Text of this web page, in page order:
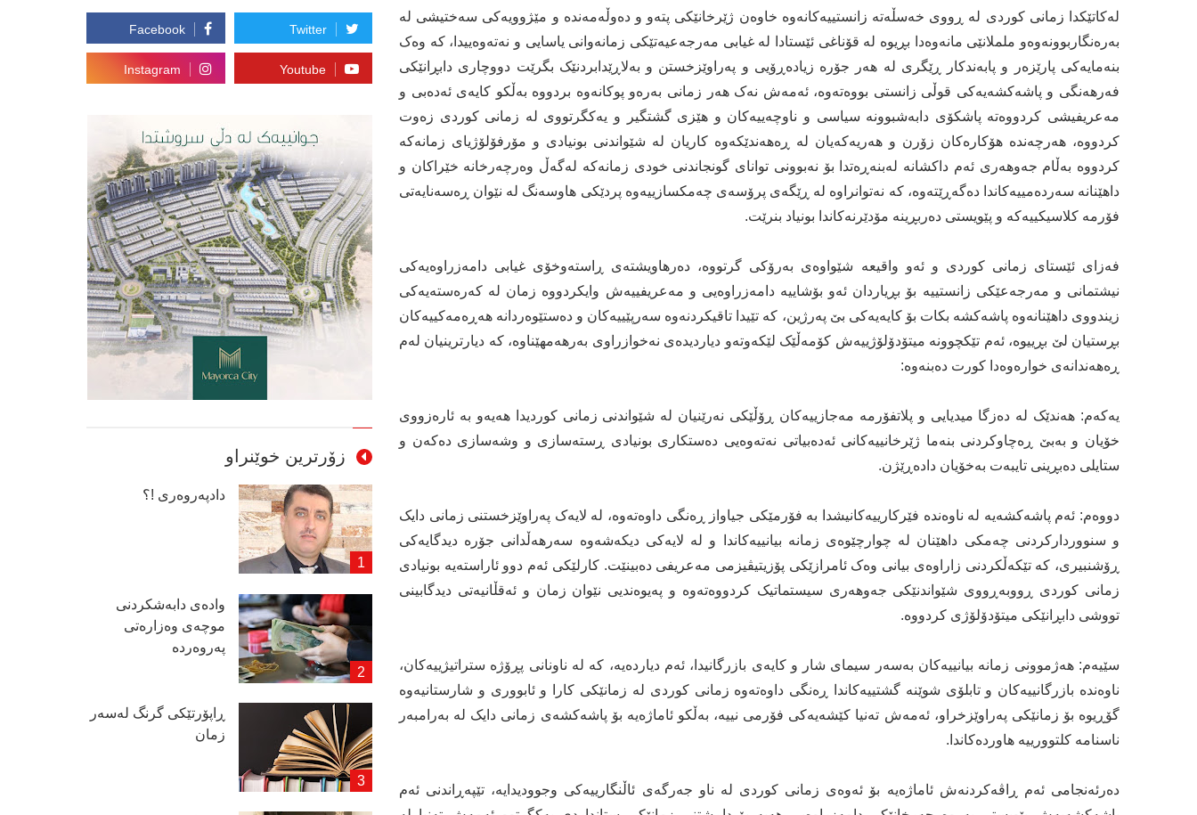
لەکاتێکدا زمانی کوردی لە ڕووی خەسڵەتە زانستییەکانەوە خاوەن ژێرخانێکی پتەو و دەوڵەمەندە و مێژوویەکی سەختیشی لە
بەرەنگاربوونەوەو ململانێی مانەوەدا بڕیوە لە قۆناغی ئێستادا لە غیابی مەرجەعیەتێکی زمانەوانی یاسایی و نەتەوەییدا، کە وەک
بنەمایەکی پارێزەر و پابەندکار ڕێگری لە هەر جۆرە زیادەڕۆیی و پەراوێزخستن و بەلاڕێدابردنێک بگرێت دووچاری دابڕانێکی
فەرهەنگی و پاشەکشەیەکی قوڵی زانستی بووەتەوە، ئەمەش نەک هەر زمانی بەرەو پوکانەوە بردووە بەڵکو کایەی ئەدەبی و
مەعریفیشی کردووەتە پاشکۆی دابەشبوونە سیاسی و ناوچەییەکان و هێزی گشتگیر و یەکگرتووی لە زمانی کوردی زەوت
کردووە، هەرچەندە هۆکارەکان زۆرن و هەریەکەیان لە ڕەهەندێکەوە کاریان لە شێواندنی بونیادی و مۆرفۆلۆژیای زمانەکە
کردووە بەڵام جەوهەری ئەم داکشانە لەبنەڕەتدا بۆ نەبوونی توانای گونجاندنی خودی زمانەکە لەگەڵ وەرچەرخانە خێراکان و
داهێنانە سەردەمییەکاندا دەگەڕێتەوە، کە نەتوانراوە لە ڕێگەی پرۆسەی چەمکسازییەوە پردێکی هاوسەنگ لە نێوان ڕەسەنایەتی
فۆرمە کلاسیکییەکە و پێویستی دەربڕینە مۆدێرنەکاندا بونیاد بنرێت.‌
فەزای ئێستای زمانی کوردی و ئەو واقیعە شێواوەی بەرۆکی گرتووە، دەرهاویشتەی ڕاستەوخۆی غیابی دامەزراوەیەکی
نیشتمانی و مەرجەعێکی زانستییە بۆ بڕیاردان ئەو بۆشاییە دامەزراوەیی و مەعریفییەش وایکردووە زمان لە کەرەستەیەکی
زیندووی داهێنانەوە پاشەکشە بکات بۆ کایەیەکی بێ پەرژین، کە تێیدا تاقیکردنەوە سەرپێییەکان و دەستێوەردانە هەڕەمەکییەکان
بڕستیان لێ بڕییوە، ئەم تێکچوونە میتۆدۆلۆژییەش کۆمەڵێک لێکەوتەو دیاردیدەی نەخوازراوی بەرهەمهێناوە، کە دیارترینیان لەم
ڕەهەندانەی خوارەوەدا کورت دەبنەوە:
یەکەم: هەندێک لە دەزگا میدیایی و پلاتفۆرمە مەجازییەکان ڕۆڵێکی نەرێنیان لە شێواندنی زمانی کوردیدا هەیەو بە ئارەزووی
خۆیان و بەبێ ڕەچاوکردنی بنەما ژێرخانییەکانی ئەدەبیاتی نەتەوەیی دەستکاری بونیادی ڕستەسازی و وشەسازی دەکەن و
ستایلی دەبڕینی تایبەت بەخۆیان دادەڕێژن.
دووەم: ئەم پاشەکشەیە لە ناوەندە فێرکارییەکانیشدا بە فۆرمێکی جیاواز ڕەنگی داوەتەوە، لە لایەک پەراوێزخستنی زمانی دایک
و سنووردارکردنی چەمکی داهێنان لە چوارچێوەی زمانە بیانییەکاندا و لە لایەکی دیکەشەوە سەرهەڵدانی جۆرە دیدگایەکی
ڕۆشنبیری، کە تێکەڵکردنی زاراوەی بیانی وەک ئامرازێکی پۆزیتیڤیزمی مەعریفی دەبینێت. کارلێکی ئەم دوو ئاراستەیە بونیادی
زمانی کوردی ڕووبەڕووی شێواندنێکی جەوهەری سیستماتیک کردووەتەوە و پەیوەندیی نێوان زمان و ئەقڵانیەتی دیدگابینی
تووشی دابڕانێکی میتۆدۆلۆژی کردووە.
سێیەم: هەژموونی زمانە بیانییەکان بەسەر سیمای شار و کایەی بازرگانیدا، ئەم دیاردەیە، کە لە ناونانی پڕۆژە ستراتیژییەکان،
ناوەندە بازرگانییەکان و تابلۆی شوێنە گشتییەکاندا ڕەنگی داوەتەوە زمانی کوردی لە زمانێکی کارا و ئابووری و شارستانیەوە
گۆڕیوە بۆ زمانێکی پەراوێزخراو، ئەمەش تەنیا کێشەیەکی فۆرمی نییە، بەڵکو ئاماژەیە بۆ پاشەکشەی زمانی دایک لە بەرامبەر
ناسنامە کلتوورییە هاوردەکاندا.
دەرئەنجامی ئەم ڕاڤەکردنەش ئاماژەیە بۆ ئەوەی زمانی کوردی لە ناو جەرگەی ئاڵنگارییەکی وجوودیدایە، تێپەڕاندنی ئەم
زۆرترین خوێنراو
دادپەروەری !؟
وادەی دابەشكردنی
موچەی وەزارەتی
پەروەردە
ڕاپۆرتێكی گرنگ لەسەر
زمان